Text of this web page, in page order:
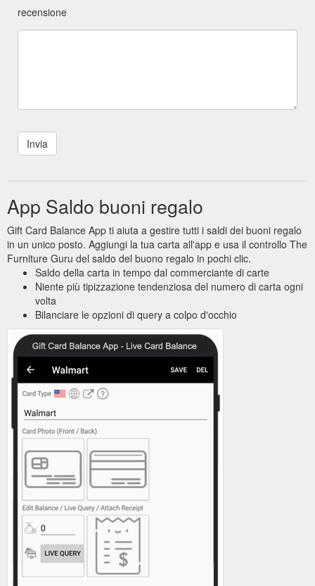
recensione
App Saldo buoni regalo
Gift Card Balance App ti aiuta a gestire tutti i saldi dei buoni regalo
in un unico posto. Aggiungi la tua carta all'app e usa il controllo The
Furniture Guru del saldo del buono regalo in pochi clic.
Saldo della carta in tempo dal commerciante di carte
Niente più tipizzazione tendenziosa del numero di carta ogni
volta
Bilanciare le opzioni di query a colpo d'occhio